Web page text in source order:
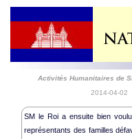
Activités Humanitaires de
2014-04-02
SM le Roi a ensuite bien
représentants des familles